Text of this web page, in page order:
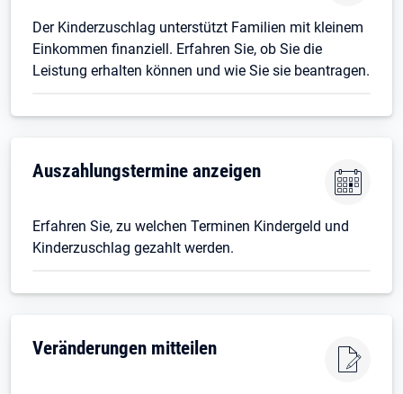
Der Kinderzuschlag unterstützt Familien mit kleinem
Einkommen finanziell. Erfahren Sie, ob Sie die
Leistung erhalten können und wie Sie sie beantragen.
Auszahlungstermine anzeigen
Erfahren Sie, zu welchen Terminen Kindergeld und
Kinderzuschlag gezahlt werden.
Veränderungen mitteilen